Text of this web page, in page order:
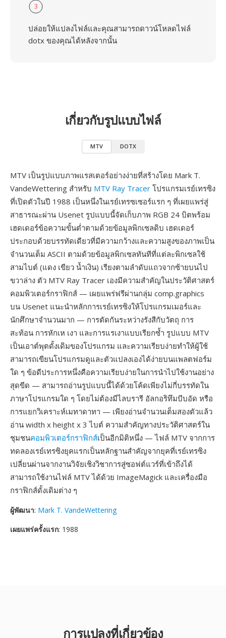
3
ปล่อยให้แปลงไฟล์และคุณสามารถดาวน์โหลดไฟล์
dotx ของคุณได้หลังจากนั้น
เกี่ยวกับรูปแบบไฟล์
MTV DOTX
MTV เป็นรูปแบบภาพแรสเตอร์อย่างง่ายที่สร้างโดย Mark T.
VandeWettering สำหรับ MTV Ray Tracer โปรแกรมเรย์เทรซิง
ที่เปิดตัวในปี 1988 เป็นหนึ่งในเรย์เทรซเซอร์แรก ๆ ที่เผยแพร่สู่
สาธารณะผ่าน Usenet รูปแบบนี้จัดเก็บภาพ RGB 24 บิตพร้อม
เฮดเดอร์ข้อความขั้นต่ำตามด้วยข้อมูลพิกเซลดิบ เฮดเดอร์
ประกอบด้วยบรรทัดเดียวที่มีความกว้างและความสูงของภาพเป็น
จำนวนเต็ม ASCII ตามด้วยข้อมูลพิกเซลทันทีที่แต่ละพิกเซลใช้
สามไบต์ (แดง เขียว น้ำเงิน) เรียงตามลำดับแถวจากซ้ายบนไป
ขวาล่าง ตัว MTV Ray Tracer เองมีความสำคัญในประวัติศาสตร์
คอมพิวเตอร์กราฟิกส์ — เผยแพร่ฟรีผ่านกลุ่ม comp.graphics
บน Usenet แนะนำหลักการเรย์เทรซิงให้โปรแกรมเมอร์และ
นักศึกษาจำนวนมาก — การตัดกันระหว่างรังสีกับวัตถุ การ
สะท้อน การหักเห เงา และการแรเงาแบบเรียกซ้ำ รูปแบบ MTV
เป็นเอาต์พุตดั้งเดิมของโปรแกรม และความเรียบง่ายทำให้ผู้ใช้
สามารถเขียนโปรแกรมดูและตัวแปลงเองได้ง่ายบนแพลตฟอร์ม
ใด ๆ ข้อดีประการหนึ่งคือความเรียบง่ายในการนำไปใช้งานอย่าง
สุดขีด — สามารถอ่านรูปแบบนี้ได้ด้วยโค้ดเพียงไม่กี่บรรทัดใน
ภาษาโปรแกรมใด ๆ โดยไม่ต้องมีไลบรารี อัลกอริทึมบีบอัด หรือ
การแยกวิเคราะห์เมทาดาทา — เพียงอ่านจำนวนเต็มสองตัวแล้ว
อ่าน width x height x 3 ไบต์ ความสำคัญทางประวัติศาสตร์ใน
ชุมชนคอมพิวเตอร์กราฟิกส์เป็นอีกมิติหนึ่ง — ไฟล์ MTV จากการ
ทดลองเรย์เทรซิงยุคแรกเป็นหลักฐานสำคัญจากยุคที่เรย์เทรซิง
เปลี่ยนผ่านจากงานวิจัยเชิงวิชาการสู่ซอฟต์แวร์ที่เข้าถึงได้
สามารถใช้งานไฟล์ MTV ได้ด้วย ImageMagick และเครื่องมือ
กราฟิกส์ดั้งเดิมต่าง ๆ
ผู้พัฒนา: Mark T. VandeWettering
เผยแพร่ครั้งแรก: 1988
การแปลงที่เกี่ยวข้อง